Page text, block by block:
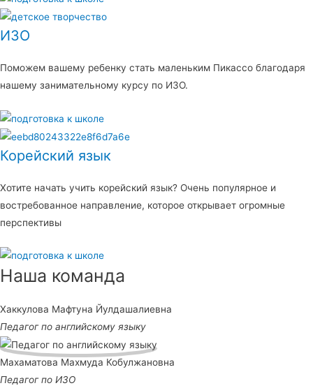
ИЗО
Поможем вашему ребенку стать маленьким Пикассо благодаря
нашему занимательному курсу по ИЗО.
Корейский язык
Хотите начать учить корейский язык? Очень популярное и
востребованное направление, которое открывает огромные
перспективы
Наша команда
Хаккулова Мафтуна Йулдашалиевна
Педагог по английскому языку
Махаматова Махмуда Кобулжановна
Педагог по ИЗО